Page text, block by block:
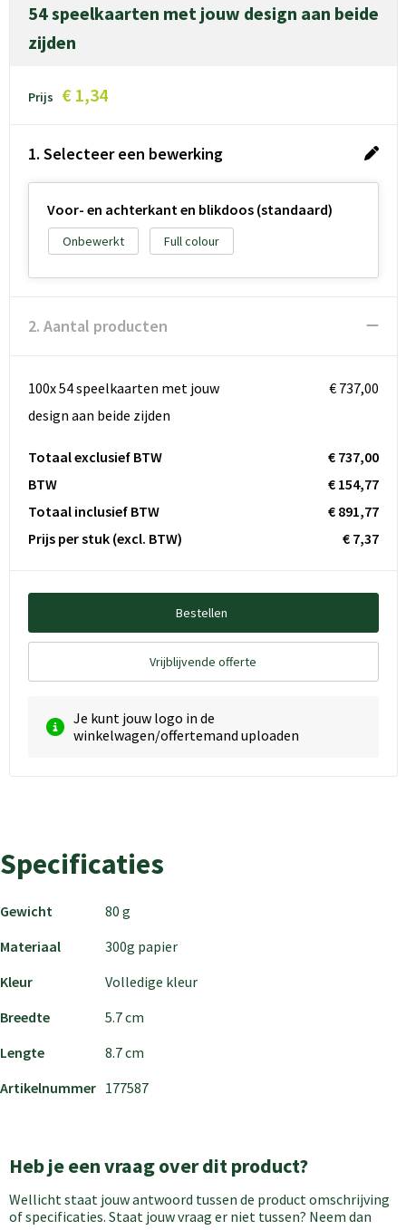
54 speelkaarten met jouw design aan beide
zijden
Prijs € 1,34
1. Selecteer een bewerking
Voor- en achterkant en blikdoos (standaard)
Onbewerkt Full colour
2. Aantal producten
100x 54 speelkaarten met jouw
design aan beide zijden
€ 737,00
Totaal exclusief BTW
€ 737,00
BTW
€ 154,77
Totaal inclusief BTW
€ 891,77
Prijs per stuk (excl. BTW) € 7,37
Bestellen
Vrijblijvende offerte
Je kunt jouw logo in de
winkelwagen/offertemand uploaden
Specificaties
Gewicht
80 g
Materiaal
300g papier
Kleur
Volledige kleur
Breedte
5.7 cm
Lengte
8.7 cm
Artikelnummer 177587
Heb je een vraag over dit product?
Wellicht staat jouw antwoord tussen de product omschrijving
of specificaties. Staat jouw vraag er niet tussen? Neem dan